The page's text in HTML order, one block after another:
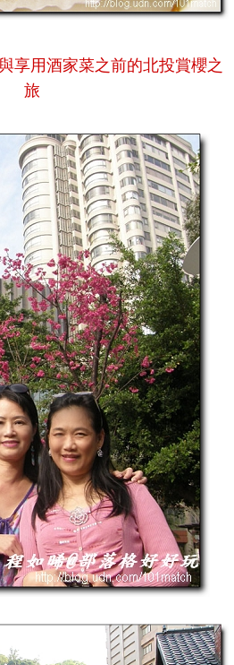
享用酒家菜之前的北投賞櫻之
旅